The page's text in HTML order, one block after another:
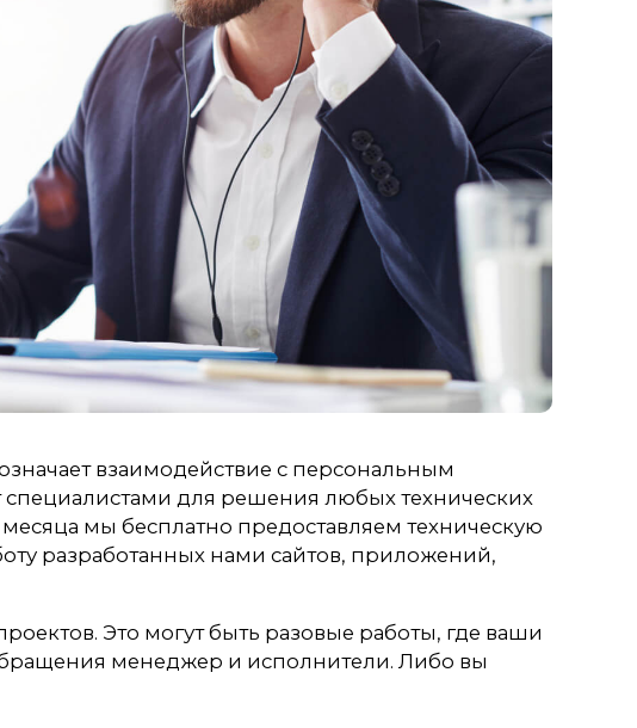
взаимодействие с персональным
для решения любых технических
мы бесплатно предоставляем техническую
разработанных нами сайтов, приложений,
Это могут быть разовые работы, где ваши
менеджер и исполнители. Либо вы